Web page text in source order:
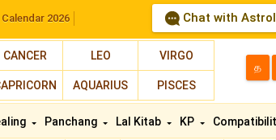
Calendar 2026 Chat with
CANCER LEO VIRGO
AQUARIUS PISCES
த
Panchang Lal Kitab KP